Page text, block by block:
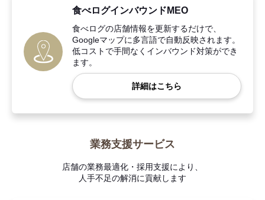
食べログインバウンドMEO
食べログの店舗情報を更新するだけで、
Googleマップに多言語で自動反映されます。
低コストで手間なくインバウンド対策ができ
ます。
詳細はこちら
業務支援サービス
店舗の業務最適化・採用支援により、
人手不足の解消に貢献します